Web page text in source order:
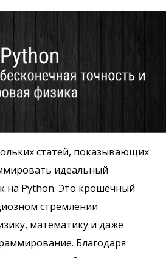
статей, показывающих
идеальный
на Python. Это крошечный
стремлении
математику и даже
Благодаря